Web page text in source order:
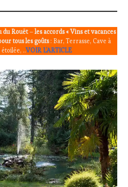
du Rouët–les accords « Vins et vacances
tous les goûts: Bar, Terrasse, Cave à
..VOIR L’ARTICLE